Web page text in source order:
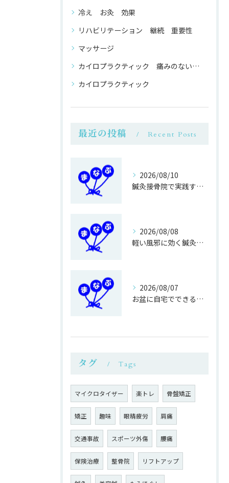
冷え お灸 効果
リハビリテーション 継続 重要性
マッサージ
カイロプラクティック 痛みのない 整体
カイロプラクティック
最近の投稿 Recent Posts
2026/08/10
鍼灸接骨院で実践する健康寿命を伸ばす運動法
2026/08/08
軽い風邪に効く鍼灸接骨院のマッサージ効果
2026/08/07
お盆に自宅でできる鍼灸接骨の過ごし方
タグ Tags
マイクロタイザー 楽トレ 骨盤矯正
矯正 趣味 眼精疲労 肩痛
交通事故 スポーツ外傷 腰痛
保険治療 整骨院 リフトアップ